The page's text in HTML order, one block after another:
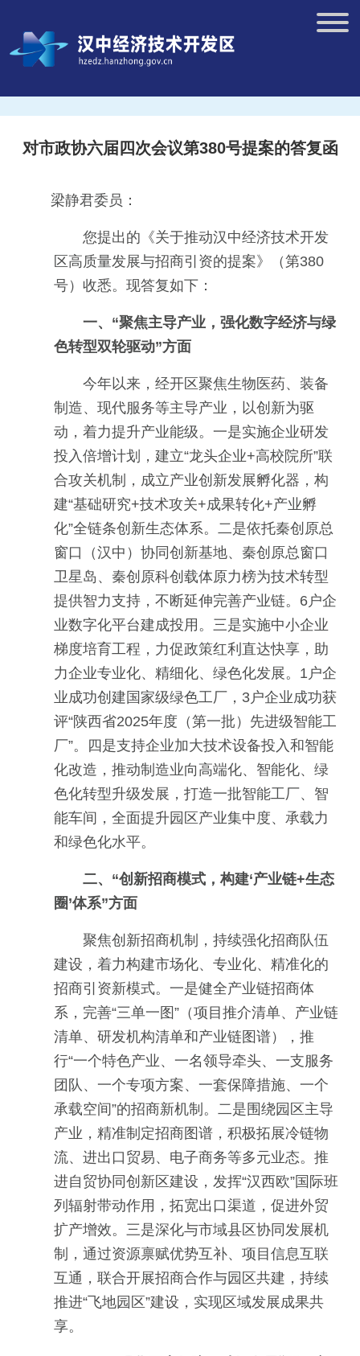
对市政协六届四次会议第380号提案的答复函
梁静君委员：
您提出的《关于推动汉中经济技术开发
区高质量发展与招商引资的提案》（第380
号）收悉。现答复如下：
一、“聚焦主导产业，强化数字经济与绿
色转型双轮驱动”方面
今年以来，经开区聚焦生物医药、装备
制造、现代服务等主导产业，以创新为驱
动，着力提升产业能级。一是实施企业研发
投入倍增计划，建立“龙头企业+高校院所”联
合攻关机制，成立产业创新发展孵化器，构
建“基础研究+技术攻关+成果转化+产业孵
化”全链条创新生态体系。二是依托秦创原总
窗口（汉中）协同创新基地、秦创原总窗口
卫星岛、秦创原科创载体原力榜为技术转型
提供智力支持，不断延伸完善产业链。6户企
业数字化平台建成投用。三是实施中小企业
梯度培育工程，力促政策红利直达快享，助
力企业专业化、精细化、绿色化发展。1户企
业成功创建国家级绿色工厂，3户企业成功获
评“陕西省2025年度（第一批）先进级智能工
厂”。四是支持企业加大技术设备投入和智能
化改造，推动制造业向高端化、智能化、绿
色化转型升级发展，打造一批智能工厂、智
能车间，全面提升园区产业集中度、承载力
和绿色化水平。
二、“创新招商模式，构建‘产业链+生态
圈’体系”方面
聚焦创新招商机制，持续强化招商队伍
建设，着力构建市场化、专业化、精准化的
招商引资新模式。一是健全产业链招商体
系，完善“三单一图”（项目推介清单、产业链
清单、研发机构清单和产业链图谱），推
行“一个特色产业、一名领导牵头、一支服务
团队、一个专项方案、一套保障措施、一个
承载空间”的招商新机制。二是围绕园区主导
产业，精准制定招商图谱，积极拓展冷链物
流、进出口贸易、电子商务等多元业态。推
进自贸协同创新区建设，发挥“汉西欧”国际班
列辐射带动作用，拓宽出口渠道，促进外贸
扩产增效。三是深化与市域县区协同发展机
制，通过资源禀赋优势互补、项目信息互联
互通，联合开展招商合作与园区共建，持续
推进“飞地园区”建设，实现区域发展成果共
享。